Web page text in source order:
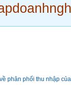
phân phối thu nhập